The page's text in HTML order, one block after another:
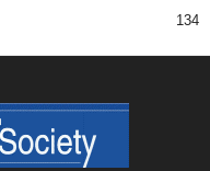
134